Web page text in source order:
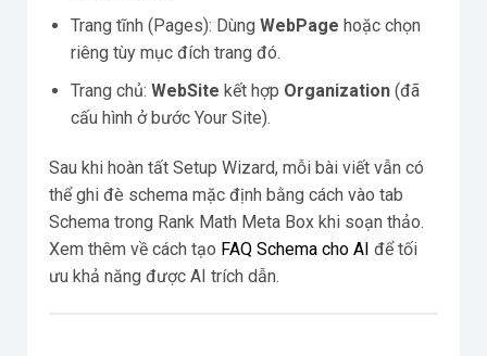
Trang tĩnh (Pages): Dùng WebPage hoặc chọn
riêng tùy mục đích trang đó.
Trang chủ: WebSite kết hợp Organization (đã
cấu hình ở bước Your Site).
Sau khi hoàn tất Setup Wizard, mỗi bài viết vẫn có
thể ghi đè schema mặc định bằng cách vào tab
Schema trong Rank Math Meta Box khi soạn thảo.
Xem thêm về cách tạo FAQ Schema cho AI để tối
ưu khả năng được AI trích dẫn.